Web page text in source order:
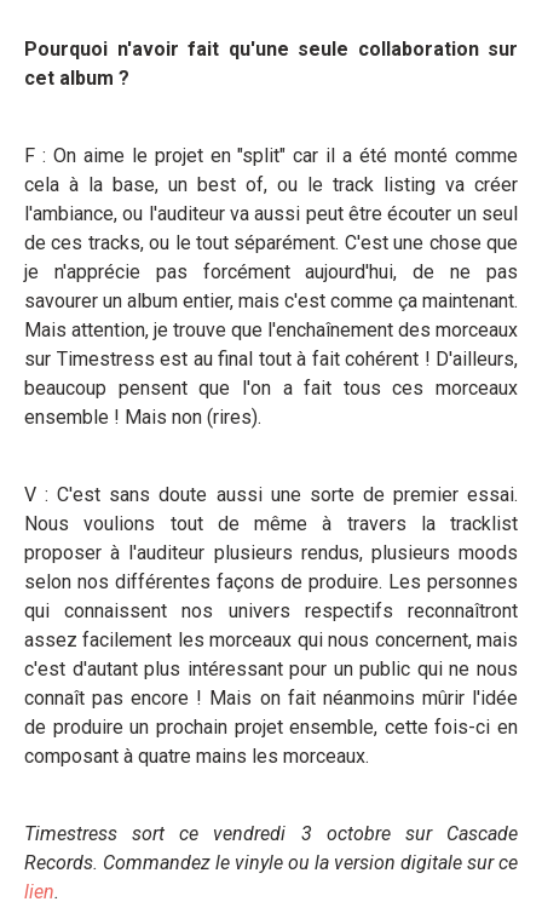
Pourquoi n'avoir fait qu'une seule collaboration sur
cet album ?
F : On aime le projet en "split" car il a été monté comme
cela à la base, un best of, ou le track listing va créer
l'ambiance, ou l'auditeur va aussi peut être écouter un seul
de ces tracks, ou le tout séparément. C'est une chose que
je n'apprécie pas forcément aujourd'hui, de ne pas
savourer un album entier, mais c'est comme ça maintenant.
Mais attention, je trouve que l'enchaînement des morceaux
sur Timestress est au final tout à fait cohérent ! D'ailleurs,
beaucoup pensent que l'on a fait tous ces morceaux
ensemble ! Mais non (rires).
V : C'est sans doute aussi une sorte de premier essai.
Nous voulions tout de même à travers la tracklist
proposer à l'auditeur plusieurs rendus, plusieurs moods
selon nos différentes façons de produire. Les personnes
qui connaissent nos univers respectifs reconnaîtront
assez facilement les morceaux qui nous concernent, mais
c'est d'autant plus intéressant pour un public qui ne nous
connaît pas encore ! Mais on fait néanmoins mûrir l'idée
de produire un prochain projet ensemble, cette fois-ci en
composant à quatre mains les morceaux.
Timestress sort ce vendredi 3 octobre sur Cascade
Records. Commandez le vinyle ou la version digitale sur ce
lien.